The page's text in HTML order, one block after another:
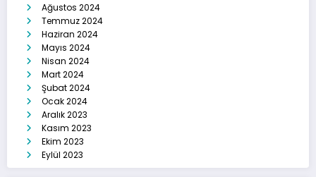
Ağustos 2024
Temmuz 2024
Haziran 2024
Mayıs 2024
Nisan 2024
Mart 2024
Şubat 2024
Ocak 2024
Aralık 2023
Kasım 2023
Ekim 2023
Eylül 2023